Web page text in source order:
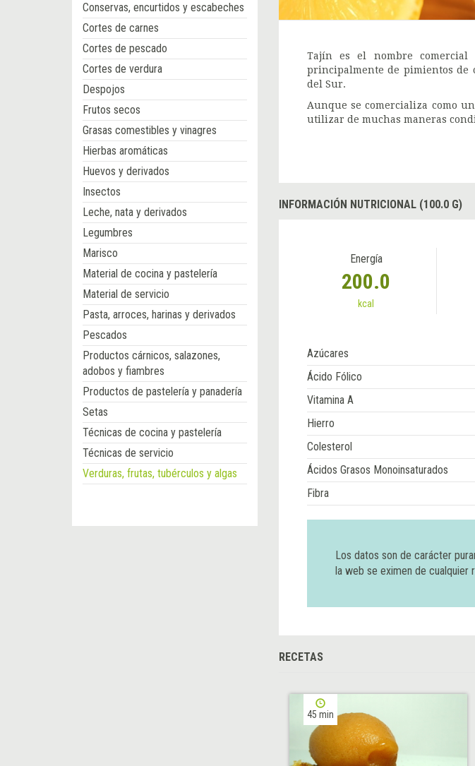
Conservas, encurtidos y escabeches
Cortes de carnes
Cortes de pescado
Cortes de verdura
Despojos
Frutos secos
Grasas comestibles y vinagres
Hierbas aromáticas
Huevos y derivados
Insectos
Leche, nata y derivados
Legumbres
Marisco
Material de cocina y pastelería
Material de servicio
Pasta, arroces, harinas y derivados
Pescados
Productos cárnicos, salazones,
adobos y fiambres
Productos de pastelería y panadería
Setas
Técnicas de cocina y pastelería
Técnicas de servicio
Verduras, frutas, tubérculos y algas
Tajín es el nombre comercial
principalmente de pimientos de
del Sur.
Aunque se comercializa como
utilizar de muchas maneras
INFORMACIÓN NUTRICIONAL (100.0 G)
Energía
200.0
kcal
Azúcares
Ácido Fólico
Vitamina A
Hierro
Colesterol
Ácidos Grasos Monoinsaturados
Fibra
Los datos son de carácter
la web se eximen de cualquier
RECETAS
45 min